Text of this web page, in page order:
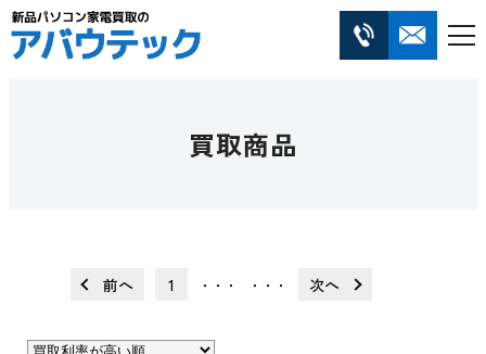
買取商品
前へ 1 ・・・ ・・・ 次へ